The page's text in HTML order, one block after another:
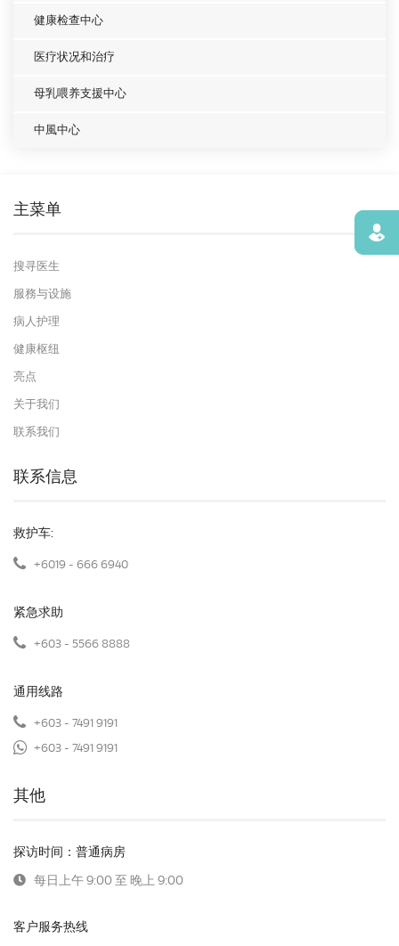
健康检查中心
医疗状况和治疗
母乳喂养支援中心
中風中心
主菜单
搜寻医生
服務与设施
病人护理
健康枢纽
亮点
关于我们
联系我们
联系信息
救护车:
+6019 - 666 6940
紧急求助
+603 - 5566 8888
通用线路
+603 - 7491 9191
+603 - 7491 9191
其他
探访时间：普通病房
每日上午 9:00 至 晚上 9:00
客户服务热线
寻找